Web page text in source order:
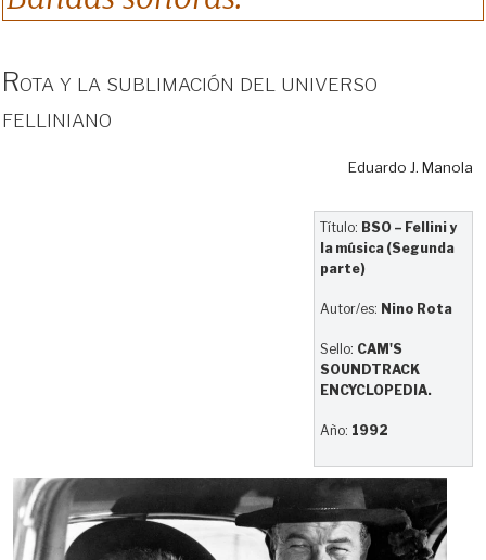
Rota y la sublimación del universo
felliniano
Eduardo J. Manola
Título: BSO – Fellini y
la música (Segunda
parte)
Autor/es: Nino Rota
Sello: CAM'S
SOUNDTRACK
ENCYCLOPEDIA.
Año: 1992